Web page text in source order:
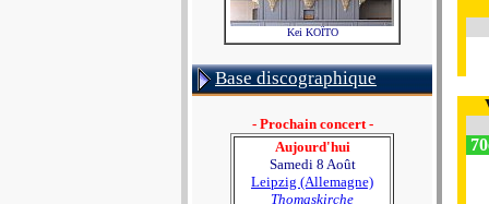
Kei KOÏTO
Base discographique
- Prochain concert -
Aujourd'hui
Samedi 8 Août
Leipzig (Allemagne)
Thomaskirche